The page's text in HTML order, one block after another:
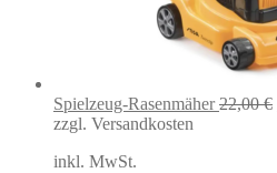
Spielzeug-Rasenmäher 22,00€
zzgl. Versandkosten
inkl. MwSt.